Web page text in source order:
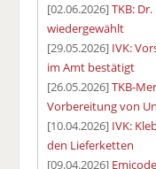
[02.06.2026]TKB:
wiedergewählt
[29.05.2026] IVK:
im Amt bestätigt
[26.05.2026]TKB-
Vorbereitung von
[10.04.2026] IVK:
den Lieferketten
[09.04.2026]